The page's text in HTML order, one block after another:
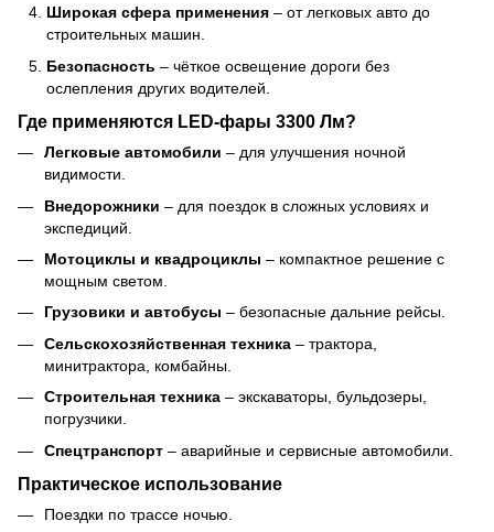
Широкая сфера применения – от легковых авто до
строительных машин.
Безопасность – чёткое освещение дороги без
ослепления других водителей.
Где применяются LED-фары 3300 Лм?
Легковые автомобили – для улучшения ночной
видимости.
Внедорожники – для поездок в сложных условиях и
экспедиций.
Мотоциклы и квадроциклы – компактное решение с
мощным светом.
Грузовики и автобусы – безопасные дальние рейсы.
Сельскохозяйственная техника – трактора,
минитрактора, комбайны.
Строительная техника – экскаваторы, бульдозеры,
погрузчики.
Спецтранспорт – аварийные и сервисные автомобили.
Практическое использование
Поездки по трассе ночью.